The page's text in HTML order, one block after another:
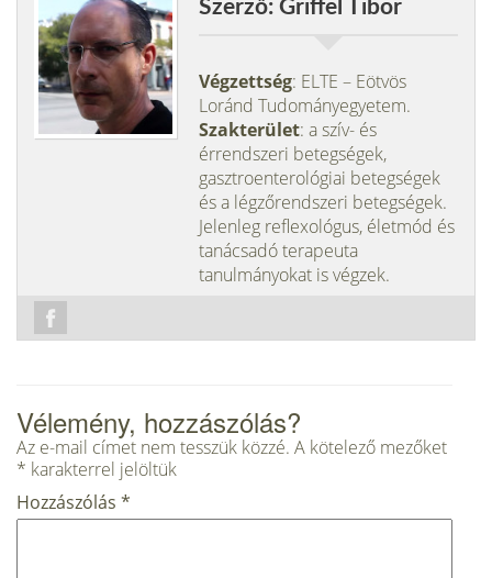
Szerző: Griffel Tibor
Végzettség: ELTE – Eötvös
Loránd Tudományegyetem.
Szakterület: a szív- és
érrendszeri betegségek,
gasztroenterológiai betegségek
és a légzőrendszeri betegségek.
Jelenleg reflexológus, életmód és
tanácsadó terapeuta
tanulmányokat is végzek.
Vélemény, hozzászólás?
Az e-mail címet nem tesszük közzé. A kötelező mezőket
* karakterrel jelöltük
Hozzászólás *